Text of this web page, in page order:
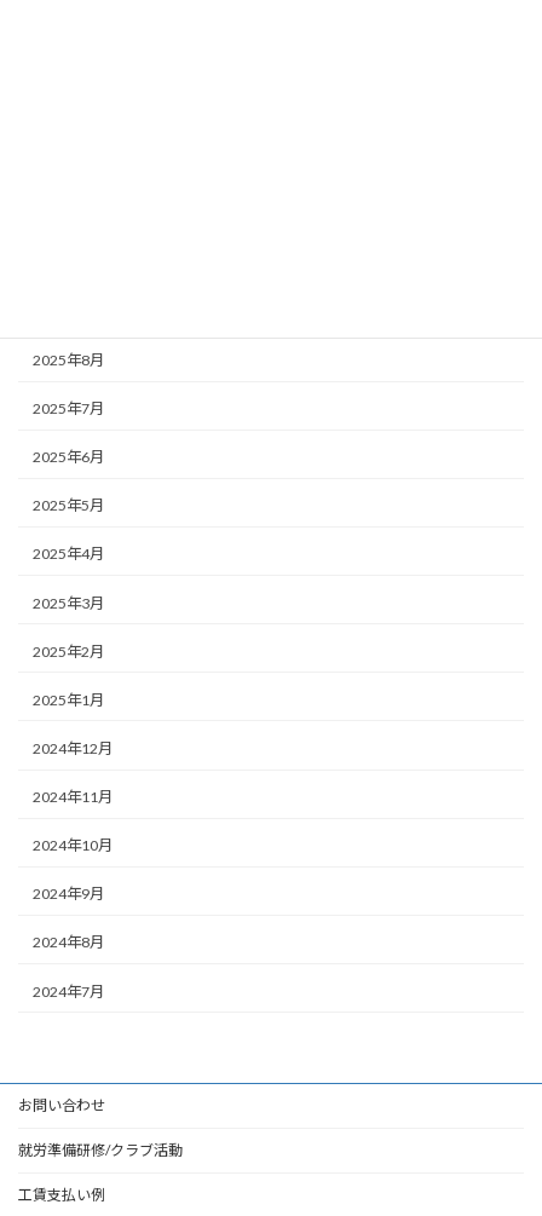
2025年8月
2025年7月
2025年6月
2025年5月
2025年4月
2025年3月
2025年2月
2025年1月
2024年12月
2024年11月
2024年10月
2024年9月
2024年8月
2024年7月
お問い合わせ
就労準備研修/クラブ活動
工賃支払い例